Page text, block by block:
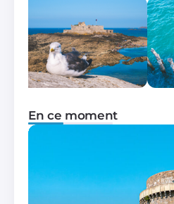
En ce moment